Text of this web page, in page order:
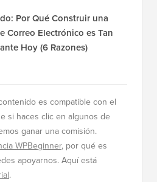
Por Qué Construir una
Correo Electrónico es Tan
Hoy (6 Razones)
es compatible con el
si haces clic en algunos de
ganar una comisión.
WPBeginner, por qué es
apoyarnos. Aquí está
.